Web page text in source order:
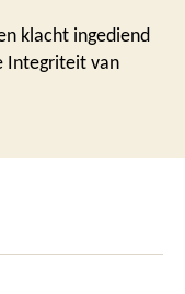
klacht ingediend
Integriteit van